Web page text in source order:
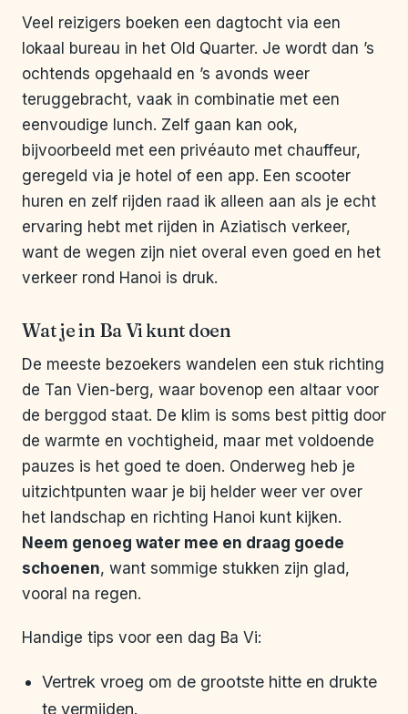
Veel reizigers boeken een dagtocht via een
lokaal bureau in het Old Quarter. Je wordt dan ’s
ochtends opgehaald en ’s avonds weer
teruggebracht, vaak in combinatie met een
eenvoudige lunch. Zelf gaan kan ook,
bijvoorbeeld met een privéauto met chauffeur,
geregeld via je hotel of een app. Een scooter
huren en zelf rijden raad ik alleen aan als je echt
ervaring hebt met rijden in Aziatisch verkeer,
want de wegen zijn niet overal even goed en het
verkeer rond Hanoi is druk.
Wat je in Ba Vi kunt doen
De meeste bezoekers wandelen een stuk richting
de Tan Vien-berg, waar bovenop een altaar voor
de berggod staat. De klim is soms best pittig door
de warmte en vochtigheid, maar met voldoende
pauzes is het goed te doen. Onderweg heb je
uitzichtpunten waar je bij helder weer ver over
het landschap en richting Hanoi kunt kijken.
Neem genoeg water mee en draag goede
schoenen, want sommige stukken zijn glad,
vooral na regen.
Handige tips voor een dag Ba Vi:
Vertrek vroeg om de grootste hitte en drukte
te vermijden.